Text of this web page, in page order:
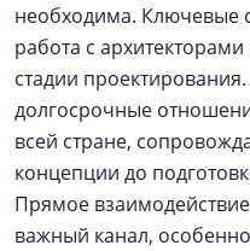
необходима. Ключевые
работа с
стадии
долгосрочные
всей стране,
концепции до
Прямое
важный канал,